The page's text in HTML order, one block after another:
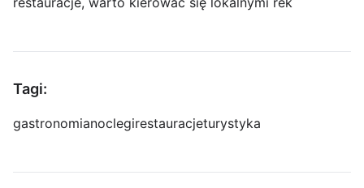
Tagi:
gastronomianoclegirestauracjeturystyka